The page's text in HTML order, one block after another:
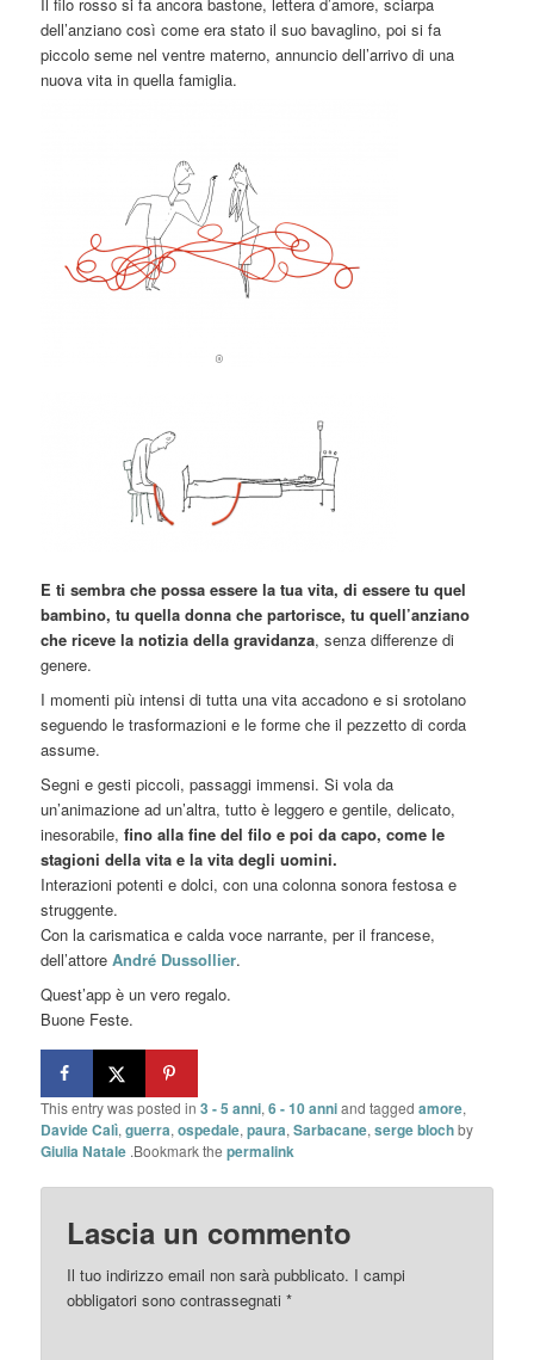
dell’anziano così come era stato il suo bavaglino, poi si fa
piccolo seme nel ventre materno, annuncio dell’arrivo di una
nuova vita in quella famiglia.
E ti sembra che possa essere la tua vita, di essere tu quel
bambino, tu quella donna che partorisce, tu quell’anziano
che riceve la notizia della gravidanza, senza differenze di
genere.
I momenti più intensi di tutta una vita accadono e si srotolano
seguendo le trasformazioni e le forme che il pezzetto di corda
assume.
Segni e gesti piccoli, passaggi immensi. Si vola da
un’animazione ad un’altra, tutto è leggero e gentile, delicato,
inesorabile, fino alla fine del filo e poi da capo, come le
stagioni della vita e la vita degli uomini.
Interazioni potenti e dolci, con una colonna sonora festosa e
struggente.
Con la carismatica e calda voce narrante, per il francese,
dell’attoreAndré Dussollier.
Quest’app è un vero regalo.
Buone Feste.
This entry was posted in 3 - 5 anni,6 - 10 anniand tagged amore,
Davide Calì,guerra,ospedale,paura,Sarbacane,serge blochby
Giulia Natale .Bookmark thepermalink
Lascia un commento
Il tuo indirizzo email non sarà pubblicato. I campi
obbligatori sono contrassegnati*